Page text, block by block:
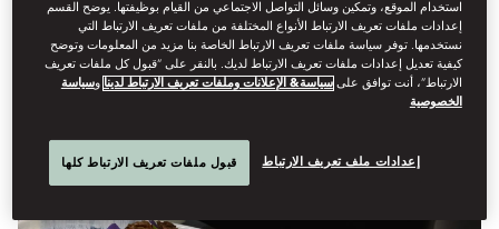
Menu
Lunch Menu
استخدام الموقع، وتمكين وسائل التواصل الاجتماعي من القيام بوظيفتها. يوضح القسم
إعدادات ملفات تعريف الارتباط الأنواع المختلفة من ملفات تعريف الارتباط التي
نستخدمها. توفر سياسة ملفات تعريف الارتباط الخاصة بنا مزيد من المعلومات وتوضح
كيفية تعديل إعدادات ملفات تعريف الارتباط لديك. بالنقر على “قبول كل ملفات تعريف
الارتباط”، أنت توافق علىسياسة& الإعلانات وملفات تعريف الارتباط لدينا وسياسة
الخصوصية
إعدادات ملف تعريف الارتباط قبول ملفات تعريف الارتباط كلها